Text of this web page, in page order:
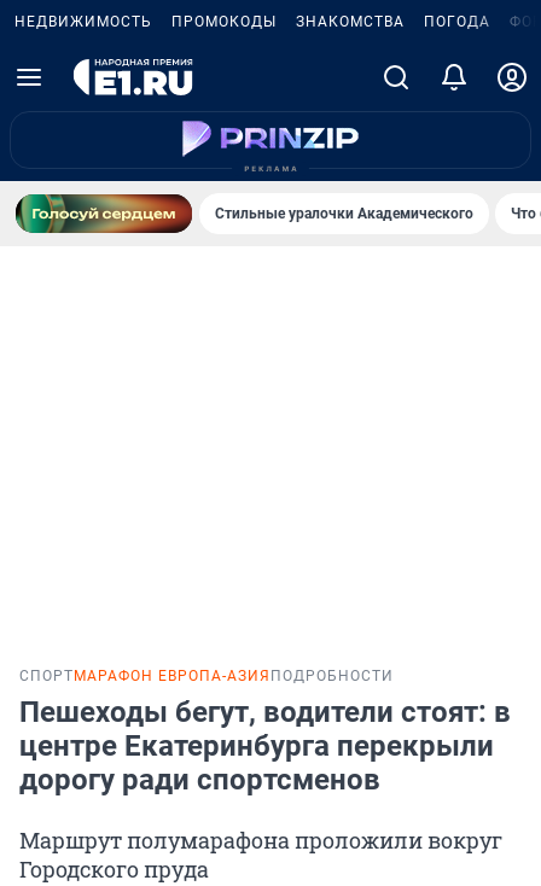
НЕДВИЖИМОСТЬ ПРОМОКОДЫ ЗНАКОМСТВА ПОГОДА
Стильные уралочки Академического Что
СПОРТ МАРАФОН ЕВРОПА-АЗИЯ ПОДРОБНОСТИ
Пешеходы бегут, водители стоят: в
центре Екатеринбурга перекрыли
дорогу ради спортсменов
Маршрут полумарафона проложили вокруг
Городского пруда